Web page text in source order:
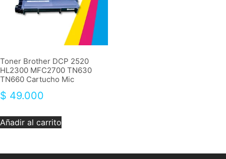
Toner Brother DCP 2520
HL2300 MFC2700 TN630
TN660 Cartucho Mic
$ 49.000
Añadir al carrito